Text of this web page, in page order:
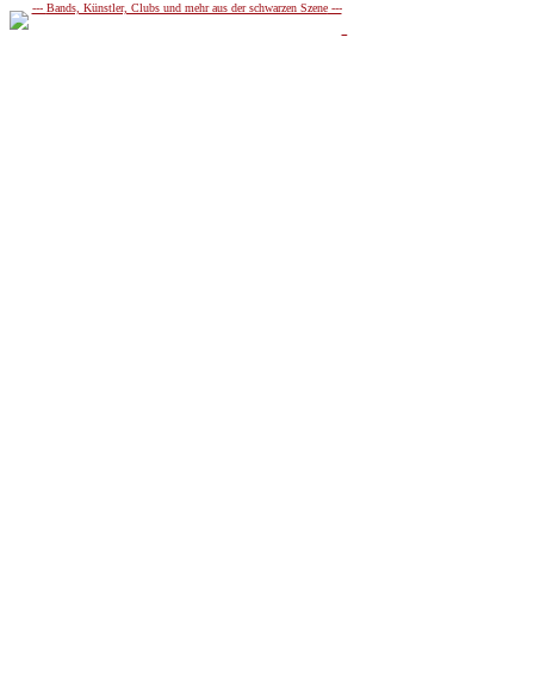
--- Bands, Künstler, Clubs und mehr aus der schwarzen Szene---